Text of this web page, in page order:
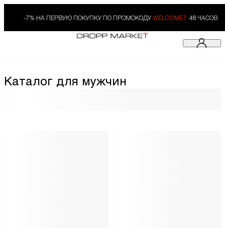
-7% НА ПЕРВУЮ ПОКУПКУ ПО ПРОМОКОДУ WELCOME7. 48 ЧАСОВ
Каталог для мужчин